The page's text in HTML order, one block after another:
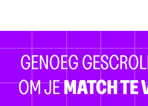
GENOEG
OM JEMATCH TE